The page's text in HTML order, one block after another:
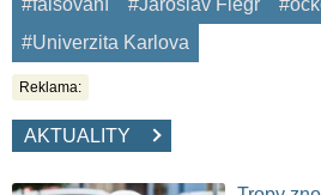
#falšování #Jaroslav Flegr
#Univerzita Karlova
Reklama:
AKTUALITY